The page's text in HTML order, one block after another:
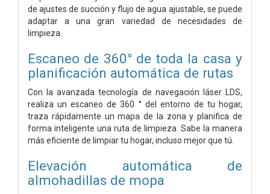
de ajustes de succión y flujo de agua ajustable, se puede
adaptar a una gran variedad de necesidades de
limpieza.
Escaneo de 360° de toda la casa y
planificación automática de rutas
Con la avanzada tecnología de navegación láser LDS,
realiza un escaneo de 360 ° del entorno de tu hogar,
traza rápidamente un mapa de la zona y planifica de
forma inteligente una ruta de limpieza. Sabe la manera
más eficiente de limpiar tu hogar, incluso mejor que tú.
Elevación automática de
almohadillas de mopa